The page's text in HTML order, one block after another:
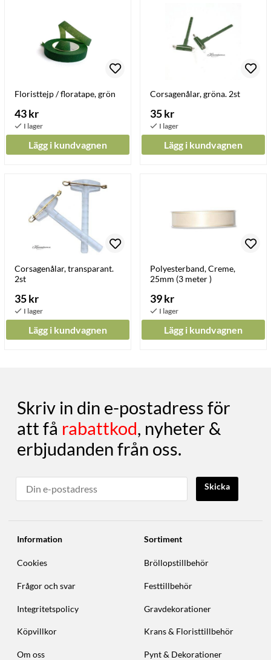
Floristtejp / floratape, grön
43 kr
Lägg i kundvagnen
Corsagenålar, gröna. 2st
35 kr
Lägg i kundvagnen
Corsagenålar, transparant.
2st
35 kr
Lägg i kundvagnen
Polyesterband, Creme,
25mm (3 meter )
39 kr
Lägg i kundvagnen
Skriv in din e-postadress för
att få rabattkod, nyheter &
erbjudanden från oss.
Skicka
Information
Cookies
Frågor och svar
Integritetspolicy
Köpvillkor
Om oss
Sortiment
Bröllopstillbehör
Festtillbehör
Gravdekorationer
Krans & Floristtillbehör
Pynt & Dekorationer